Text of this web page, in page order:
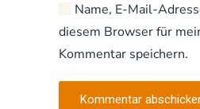
Name, E-Mail-
diesem Browser für
Kommentar speichern.
Kommentar